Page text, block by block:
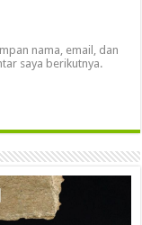
nama, email, dan
saya berikutnya.